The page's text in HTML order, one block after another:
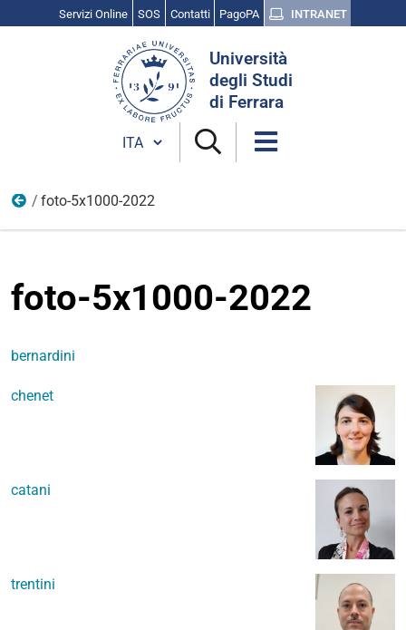
Servizi Online SOS Contatti PagoPA INTRANET
Università
degli Studi
di Ferrara
Cambia lingua
5X1000
foto-5x1000-2022
foto-5x1000-2022
bernardini
chenet
catani
trentini